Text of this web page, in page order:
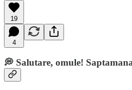
19
4
💭 Salutare, omule!